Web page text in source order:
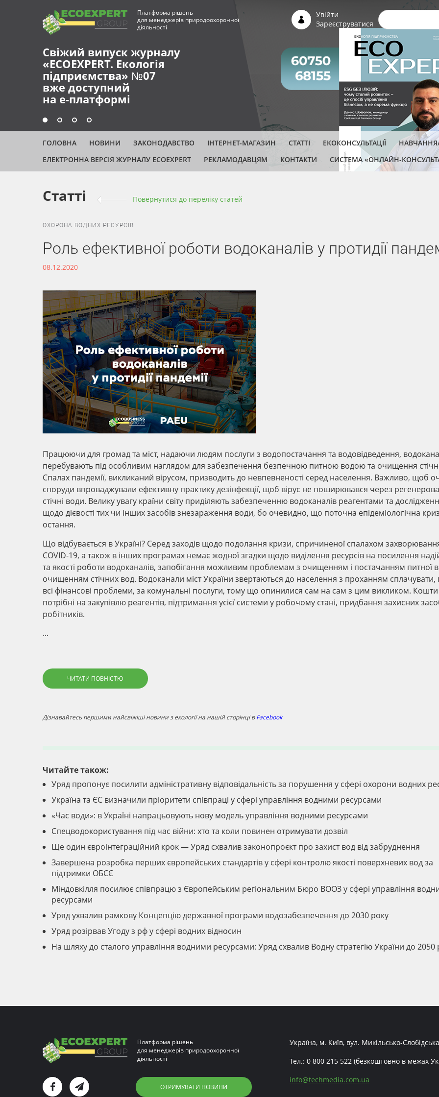
Свіжий випуск журналу
«ECOEXPERT. Екологія
підприємства» №07
вже доступний
на е-платформі
Платформа рішень
для менеджерів природоохоронної
діяльності
Увійти
Зареєструватися
ГОЛОВНА НОВИНИ ЗАКОНОДАВСТВО ІНТЕРНЕТ-МАГАЗИН СТАТТІ ЕКОКОНСУЛЬТАЦІЇ
НАВЧАННЯ/
ЕЛЕКТРОННА ВЕРСІЯ ЖУРНАЛУ ECOEXPERT
РЕКЛАМОДАВЦЯМ КОНТАКТИ СИСТЕМА «ОНЛАЙН-
Статті Повернутися до переліку cтатей
ОХОРОНА ВОДНИХ РЕСУРСІВ
Роль ефективної роботи водоканалів у протидії
08.12.2020
Працюючи для громад та міст, надаючи людям послуги з водопостачання та водовідведення,
перебувають під особливим наглядом для забезпечення безпечною питною водою та очищення
Спалах пандемії, викликаний вірусом, призводить до невпевненості серед населення. Важливо, щоб
споруди впроваджували ефективну практику дезінфекції, щоб вірус не поширювався через
стічні води. Велику увагу країни світу приділяють забезпеченню водоканалів реагентами та
щодо дієвості тих чи інших засобів знезараження води, бо очевидно, що поточна епідеміологічна
остання.
Що відбувається в Україні? Серед заходів щодо подолання кризи, спричиненої спалахом
COVID-19, а також в інших програмах немає жодної згадки щодо виділення ресурсів на посилення
та якості роботи водоканалів, запобігання можливим проблемам з очищенням і постачанням питної
очищенням стічних вод. Водоканали міст України звертаються до населення з проханням
всі фінансові проблеми, за комунальні послуги, тому що опинилися сам на сам з цим викликом. Кошти
потрібні на закупівлю реагентів, підтримання усієї системи у робочому стані, придбання захисних
робітників.
...
ЧИТАТИ ПОВНІСТЮ
Дізнавайтесь першими найсвіжіші новини з екології на нашій сторінці вFacebook
Читайте також:
Уряд пропонує посилити адміністративну відповідальність за порушення у сфері охорони водних
Україна та ЄС визначили пріоритети співпраці у сфері управління водними ресурсами
«Час води»: в Україні напрацьовують нову модель управління водними ресурсами
Спецводокористування під час війни: хто та коли повинен отримувати дозвіл
Ще один євроінтеграційний крок — Уряд схвалив законопроєкт про захист вод від забруднення
Завершена розробка перших європейських стандартів у сфері контролю якості поверхневих вод за
підтримки ОБСЄ
Міндовкілля посилює співпрацю з Європейським регіональним Бюро ВООЗ у сфері управління
ресурсами
Уряд ухвалив рамкову Концепцію державної програми водозабезпечення до 2030 року
Уряд розірвав Угоду з рф у сфері водних відносин
На шляху до сталого управління водними ресурсами: Уряд схвалив Водну стратегію України до 2050
Платформа рішень
для менеджерів природоохоронної
діяльності
ОТРИМУВАТИ НОВИНИ
Україна, м. Київ, вул. Микільсько-
Тел.: 0 800 215 522 (безкоштовно в межах
info@techmedia.com.ua